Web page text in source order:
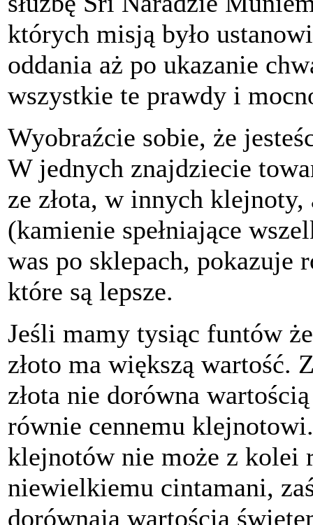
których misją było
oddania aż po ukazanie
wszystkie te prawdy i
Wyobraźcie sobie, że
W jednych znajdziecie
ze złota, w innych
(kamienie spełniające
was po sklepach, pokazuje
które są lepsze.
Jeśli mamy tysiąc funtów
złoto ma większą
złota nie dorówna
równie cennemu
klejnotów nie może z kolei
niewielkiemu cintamani,
dorównają wartością